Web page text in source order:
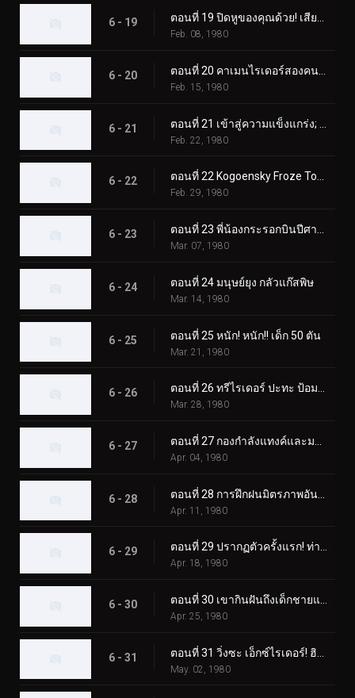
6 - 19 ตอนที่ 19 ปิดหูของคุณด้วย! เสียงร้องไห้สังหารของมนุษย์หมาป่า
Feb. 08, 1980
6 - 20
Feb. 15, 1980
6 - 21
Feb. 22, 1980
6 - 22 ตอนที่ 22 Kogoensky Froze Tokyo 5 วินาทีที่แล้ว
Feb. 29, 1980
6 - 23
Mar. 07, 1980
6 - 24 ตอนที่ 24 มนุษย์ยุง กลัวแก๊สพิษ
Mar. 14, 1980
6 - 25 ตอนที่ 25 หนัก! หนัก!! เด็ก 50 ตัน
Mar. 21, 1980
6 - 26
Mar. 28, 1980
6 - 27
Apr. 04, 1980
6 - 28
Apr. 11, 1980
6 - 29 ตอนที่ 29 ปรากฏตัวครั้งแรก! ท่าจบที่เสริมความแข็งแกร่งของ Skyrider
Apr. 18, 1980
6 - 30
Apr. 25, 1980
6 - 31
May. 02, 1980